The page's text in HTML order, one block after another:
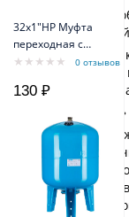
32х1"НР Муфта
переходная с
наружной
0 отзывов
130 ₽
Встроенный
нержавеющей
Увеличенное
стабильный
Легкий
части, в
возможность
бытовых